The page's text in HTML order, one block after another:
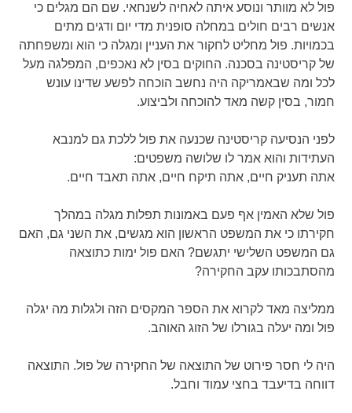
פול לא מוותר ונוסע איתה לאחיה לשנחאי. שם הם מגלים כי
אנשים רבים חולים במחלה סופנית מדי יום ודגים מתים
בכמויות. פול מחליט לחקור את העניין ומגלה כי הוא ומשפחתה
של קריסטינה בסכנה. החוקים בסין לא נאכפים, המפלגה מעל
לכל ומה שבאמריקה היה נחשב הוכחה לפשע שדינו עונש
חמור, בסין קשה מאד להוכחה ולביצוע.
לפני הנסיעה קריסטינה שכנעה את פול ללכת גם למנבא
העתידות והוא אמר לו שלושה משפטים:
אתה תעניק חיים, אתה תיקח חיים, אתה תאבד חיים.
פול שלא האמין אף פעם באמונות תפלות מגלה במהלך
חקירתו כי את המשפט הראשון הוא מגשים, את השני גם, האם
גם המשפט השלישי יתגשם? האם פול ימות כתוצאה
מהסתבכותו עקב החקירה?
ממליצה מאד לקרוא את הספר המקסים הזה ולגלות מה יגלה
פול ומה יעלה בגורלו של הזוג האוהב.
היה לי חסר פירוט של התוצאה של החקירה של פול. התוצאה
דווחה בדיעבד בחצי עמוד וחבל.